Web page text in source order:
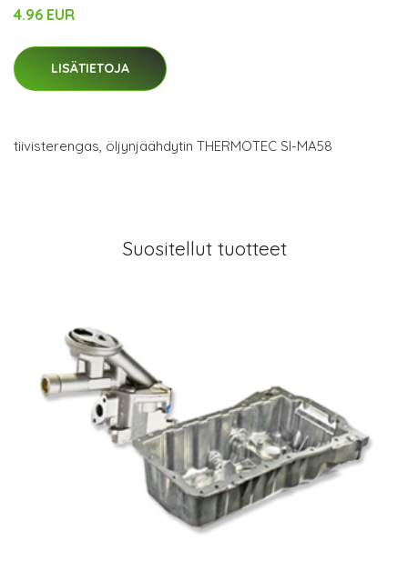
4.96 EUR
LISÄTIETOJA
tiivisterengas, öljynjäähdytin THERMOTEC SI-MA58
Suositellut tuotteet